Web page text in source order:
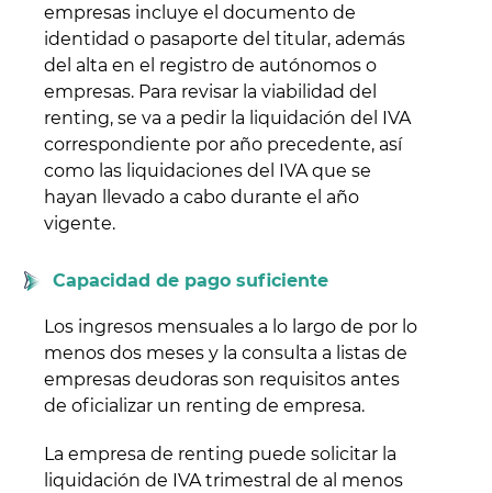
empresas incluye el documento de
identidad o pasaporte del titular, además
del alta en el registro de autónomos o
empresas. Para revisar la viabilidad del
renting, se va a pedir la liquidación del IVA
correspondiente por año precedente, así
como las liquidaciones del IVA que se
hayan llevado a cabo durante el año
vigente.
Capacidad de pago suficiente
Los ingresos mensuales a lo largo de por lo
menos dos meses y la consulta a listas de
empresas deudoras son requisitos antes
de oficializar un renting de empresa.
La empresa de renting puede solicitar la
liquidación de IVA trimestral de al menos